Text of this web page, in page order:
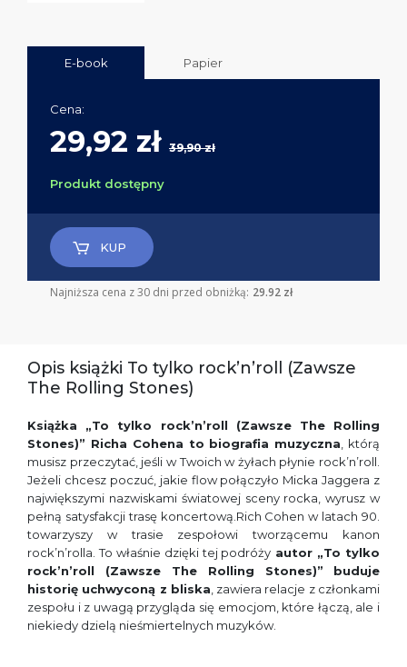
E-book Papier
Cena:
29,92 zł 39,90 zł
Produkt dostępny
KUP
Najniższa cena z 30 dni przed obniżką: 29.92 zł
Opis książki To tylko rock’n’roll (Zawsze
The Rolling Stones)
Książka „To tylko rock’n’roll (Zawsze The Rolling
Stones)” Richa Cohena to biografia muzyczna , którą
musisz przeczytać, jeśli w Twoich w żyłach płynie rock’n’roll.
Jeżeli chcesz poczuć, jakie flow połączyło Micka Jaggera z
największymi nazwiskami światowej sceny rocka, wyrusz w
pełną satysfakcji trasę koncertową.Rich Cohen w latach 90.
towarzyszy w trasie zespołowi tworzącemu kanon
rock’n’rolla. To właśnie dzięki tej podróży autor „To tylko
rock’n’roll (Zawsze The Rolling Stones)”
buduje
historię uchwyconą z bliska , zawiera relacje z członkami
zespołu i z uwagą przygląda się emocjom, które łączą, ale i
niekiedy dzielą nieśmiertelnych muzyków.